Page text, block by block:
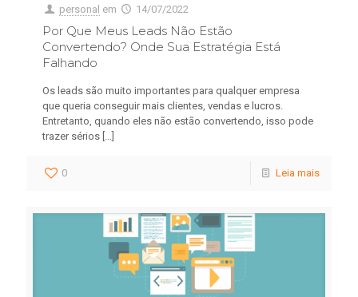
personal em 14/07/2022
Por Que Meus Leads Não Estão
Convertendo? Onde Sua Estratégia Está
Falhando
Os leads são muito importantes para qualquer empresa
que queria conseguir mais clientes, vendas e lucros.
Entretanto, quando eles não estão convertendo, isso pode
trazer sérios […]
0 Leia mais